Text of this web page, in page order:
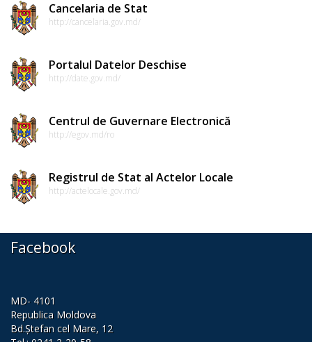
Codul
de
conduită
etică
funcționarilor
Linia
pentru
informare
Transparență
decizională
Cancelaria de Stat
http://cancelaria.gov.md/
Portalul Datelor Deschise
http://date.gov.md/
Centrul de Guvernare Electronică
http://egov.md/ro
Registrul de Stat al Actelor Locale
http://actelocale.gov.md/
Facebook
MD- 4101
Republica Moldova
Bd.Ștefan cel Mare, 12